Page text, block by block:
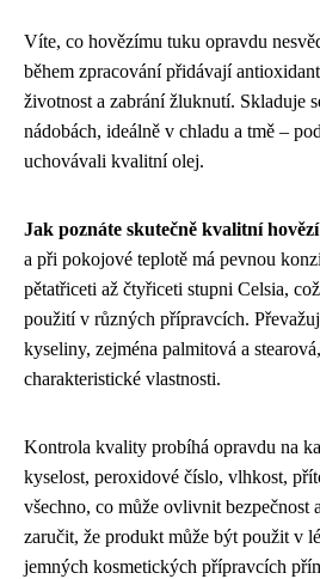
Víte, co hovězímu tuku opravdu
během zpracování přidávají
životnost a zabrání žluknutí. Skladuje
nádobách, ideálně v chladu a tmě –
uchovávali kvalitní olej.
Jak poznáte skutečně kvalitní
a při pokojové teplotě má pevnou
pětatřiceti až čtyřiceti stupni Celsia,
použití v různých přípravcích.
kyseliny, zejména palmitová a
charakteristické vlastnosti.
Kontrola kvality probíhá opravdu na
kyselost, peroxidové číslo, vlhkost,
všechno, co může ovlivnit bezpečnost
zaručit, že produkt může být použit v
jemných kosmetických přípravcích